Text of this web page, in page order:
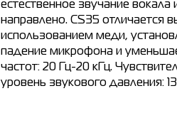
естественное звучание
направлено. CS35 отличается
использованием меди,
падение микрофона и
частот: 20 Гц-20 кГц.
уровень звукового давления: